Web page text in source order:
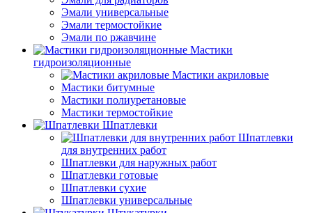
Эмали универсальные
Эмали термостойкие
Эмали по ржавчине
Мастики
гидроизоляционные
Мастики акриловые
Мастики битумные
Мастики полиуретановые
Мастики термостойкие
Шпатлевки
Шпатлевки
для внутренних работ
Шпатлевки для наружных работ
Шпатлевки готовые
Шпатлевки сухие
Шпатлевки универсальные